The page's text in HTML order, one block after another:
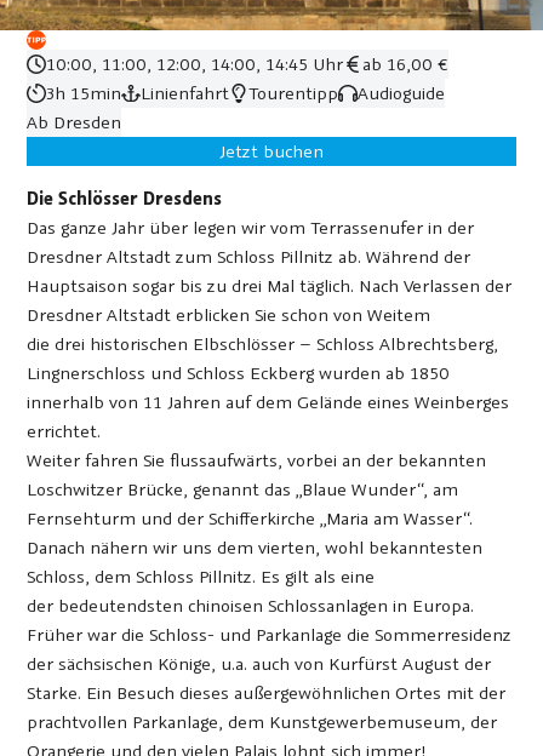
10:00, 11:00, 12:00, 14:00, 14:45 Uhr
ab 16,00 €
3h 15min
Linienfahrt Tourentipp
Audioguide
Ab Dresden
Jetzt buchen
Die Schlösser Dresdens
Das ganze Jahr über legen wir vom Terrassenufer in der
Dresdner Altstadt zum Schloss Pillnitz ab. Während der
Hauptsaison sogar bis zu drei Mal täglich. Nach Verlassen der
Dresdner Altstadt erblicken Sie schon von Weitem
die drei historischen Elbschlösser – Schloss Albrechtsberg,
Lingnerschloss und Schloss Eckberg wurden ab 1850
innerhalb von 11 Jahren auf dem Gelände eines Weinberges
errichtet.
Weiter fahren Sie flussaufwärts, vorbei an der bekannten
Loschwitzer Brücke, genannt das „Blaue Wunder“, am
Fernsehturm und der Schifferkirche „Maria am Wasser“.
Danach nähern wir uns dem vierten, wohl bekanntesten
Schloss, dem Schloss Pillnitz. Es gilt als eine
der bedeutendsten chinoisen Schlossanlagen in Europa.
Früher war die Schloss- und Parkanlage die Sommerresidenz
der sächsischen Könige, u.a. auch von Kurfürst August der
Starke. Ein Besuch dieses außergewöhnlichen Ortes mit der
prachtvollen Parkanlage, dem Kunstgewerbemuseum, der
Orangerie und den vielen Palais lohnt sich immer!